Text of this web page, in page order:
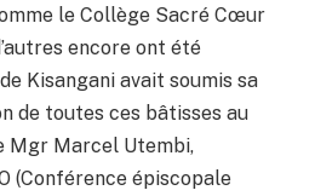
le Collège Sacré Cœur
encore ont été
Kisangani avait soumis sa
de toutes ces bâtisses au
Mgr Marcel Utembi,
(Conférence épiscopale